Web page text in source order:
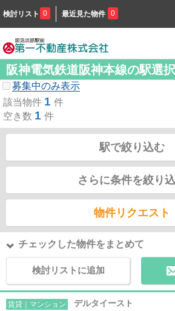
検討リスト 0 最近見た物件 0
阪神電気鉄道阪神本線の駅選
募集中のみ表示
該当物件 1 件
空き数 1 件
駅で絞り込む
さらに条件を絞り
物件リクエスト
チェックした物件をまとめて
検討リストに追加
賃貸｜マンション デルタイースト